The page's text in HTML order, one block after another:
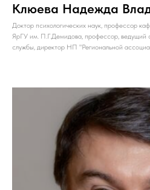
Клюева Надежда
Доктор психологических наук, профессор
ЯрГУ им. П.Г.Демидова, профессор, ведущий
службы, директор НП "Региональной